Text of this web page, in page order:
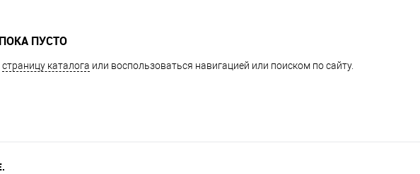
ПУСТО
страницу каталога или воспользоваться навигацией или поиском по сайту.